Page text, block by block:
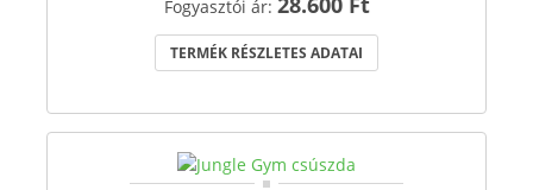
Fogyasztói ár:
TERMÉK RÉSZLETES ADATAI